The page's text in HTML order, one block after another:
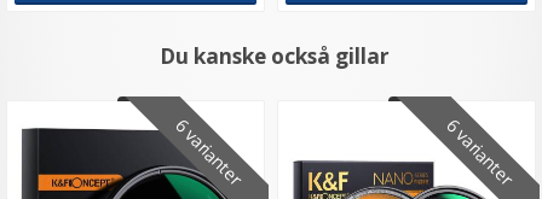
Du kanske också gillar
6 varianter 6 varianter